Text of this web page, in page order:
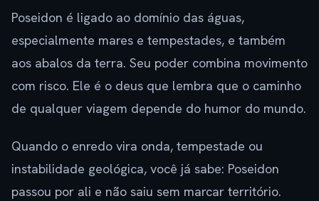
Poseidon é ligado ao domínio das águas,
especialmente mares e tempestades, e também
aos abalos da terra. Seu poder combina movimento
com risco. Ele é o deus que lembra que o caminho
de qualquer viagem depende do humor do mundo.
Quando o enredo vira onda, tempestade ou
instabilidade geológica, você já sabe: Poseidon
passou por ali e não saiu sem marcar território.